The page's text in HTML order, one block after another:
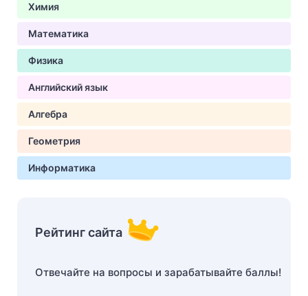
Химия
Математика
Физика
Английский язык
Алгебра
Геометрия
Информатика
Рейтинг сайта
Отвечайте на вопросы и зарабатывайте баллы!